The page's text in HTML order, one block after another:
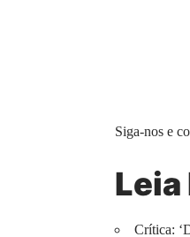
Siga-nos e
Leia
Crítica: